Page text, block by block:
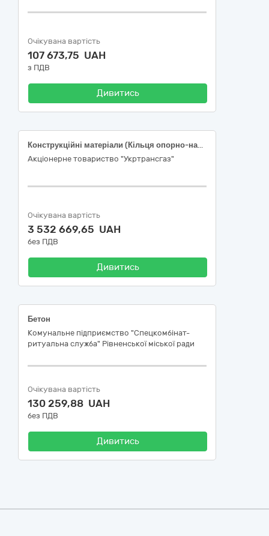
Очікувана вартість
107 673,75 UAH
з ПДВ
Дивитись
Конструкційні матеріали (Кільця опорно-направляючі)
Акціонерне товариство "Укртрансгаз"
Очікувана вартість
3 532 669,65 UAH
без ПДВ
Дивитись
Бетон
Комунальне підприємство "Спецкомбінат-
ритуальна служба" Рівненської міської ради
Очікувана вартість
130 259,88 UAH
без ПДВ
Дивитись